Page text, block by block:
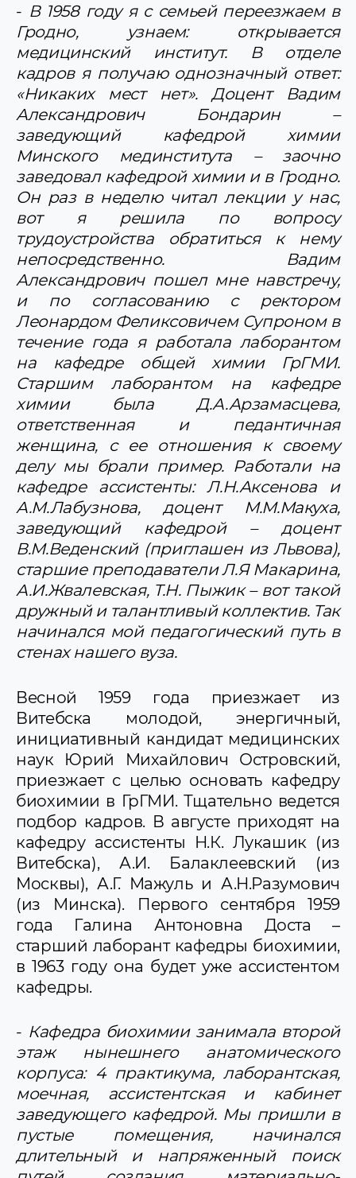
- В 1958 году я с семьей переезжаем в
Гродно, узнаем: открывается
медицинский институт. В отделе
кадров я получаю однозначный ответ:
«Никаких мест нет». Доцент Вадим
Александрович Бондарин –
заведующий кафедрой химии
Минского мединститута – заочно
заведовал кафедрой химии и в Гродно.
Он раз в неделю читал лекции у нас,
вот я решила по вопросу
трудоустройства обратиться к нему
непосредственно. Вадим
Александрович пошел мне навстречу,
и по согласованию с ректором
Леонардом Феликсовичем Супроном в
течение года я работала лаборантом
на кафедре общей химии ГрГМИ.
Старшим лаборантом на кафедре
химии была Д.А.Арзамасцева,
ответственная и педантичная
женщина, с ее отношения к своему
делу мы брали пример. Работали на
кафедре ассистенты: Л.Н.Аксенова и
А.М.Лабузнова, доцент М.М.Макуха,
заведующий кафедрой – доцент
В.М.Веденский (приглашен из Львова),
старшие преподаватели Л.Я Макарина,
А.И.Жвалевская, Т.Н. Пыжик – вот такой
дружный и талантливый коллектив. Так
начинался мой педагогический путь в
стенах нашего вуза.
Весной 1959 года приезжает из
Витебска молодой, энергичный,
инициативный кандидат медицинских
наук Юрий Михайлович Островский,
приезжает с целью основать кафедру
биохимии в ГрГМИ. Тщательно ведется
подбор кадров. В августе приходят на
кафедру ассистенты Н.К. Лукашик (из
Витебска), А.И. Балаклеевский (из
Москвы), А.Г. Мажуль и А.Н.Разумович
(из Минска). Первого сентября 1959
года Галина Антоновна Доста –
старший лаборант кафедры биохимии,
в 1963 году она будет уже ассистентом
кафедры.
- Кафедра биохимии занимала второй
этаж нынешнего анатомического
корпуса: 4 практикума, лаборантская,
моечная, ассистентская и кабинет
заведующего кафедрой. Мы пришли в
пустые помещения, начинался
длительный и напряженный поиск